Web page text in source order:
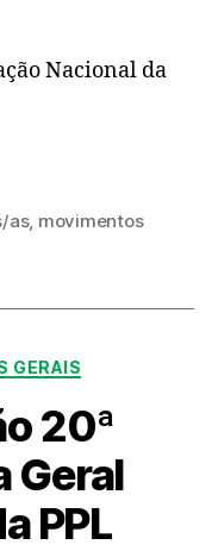
Nacional da
as, movimentos
GERAIS
20ª
Geral
PPL